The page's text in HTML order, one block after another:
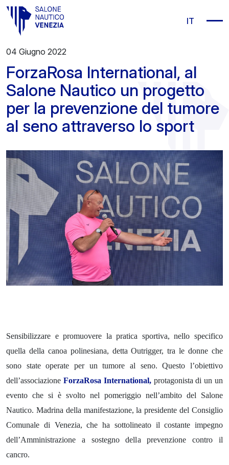
Vai al contenuto principale
IT
04 Giugno 2022
ForzaRosa International, al
Salone Nautico un progetto
per la prevenzione del tumore
al seno attraverso lo sport
Sensibilizzare e promuovere la pratica sportiva, nello specifico
quella della canoa polinesiana, detta Outrigger, tra le donne che
sono state operate per un tumore al seno. Questo l’obiettivo
dell’associazione ForzaRosa International,protagonista di un un
evento che si è svolto nel pomeriggio nell’ambito del Salone
Nautico. Madrina della manifestazione, la presidente del Consiglio
Comunale di Venezia, che ha sottolineato il costante impegno
dell’Amministrazione a sostegno della prevenzione contro il
cancro.